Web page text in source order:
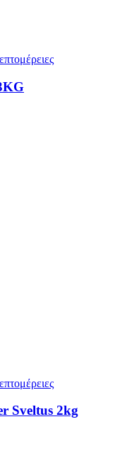
Sveltus 2kg